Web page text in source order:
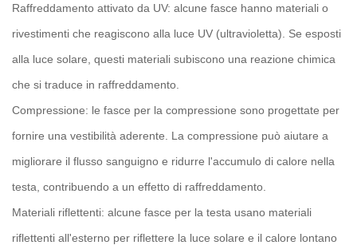
Raffreddamento attivato da UV: alcune fasce hanno materiali o
rivestimenti che reagiscono alla luce UV (ultravioletta). Se esposti
alla luce solare, questi materiali subiscono una reazione chimica
che si traduce in raffreddamento.
Compressione: le fasce per la compressione sono progettate per
fornire una vestibilità aderente. La compressione può aiutare a
migliorare il flusso sanguigno e ridurre l'accumulo di calore nella
testa, contribuendo a un effetto di raffreddamento.
Materiali riflettenti: alcune fasce per la testa usano materiali
riflettenti all'esterno per riflettere la luce solare e il calore lontano